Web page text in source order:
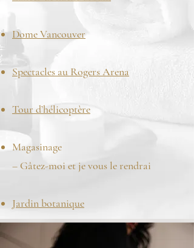
Dome Vancouver
Spectacles au Rogers Arena
Tour d’hélicoptère
Magasinage
– Gâtez-moi et je vous le rendrai
Jardin botanique